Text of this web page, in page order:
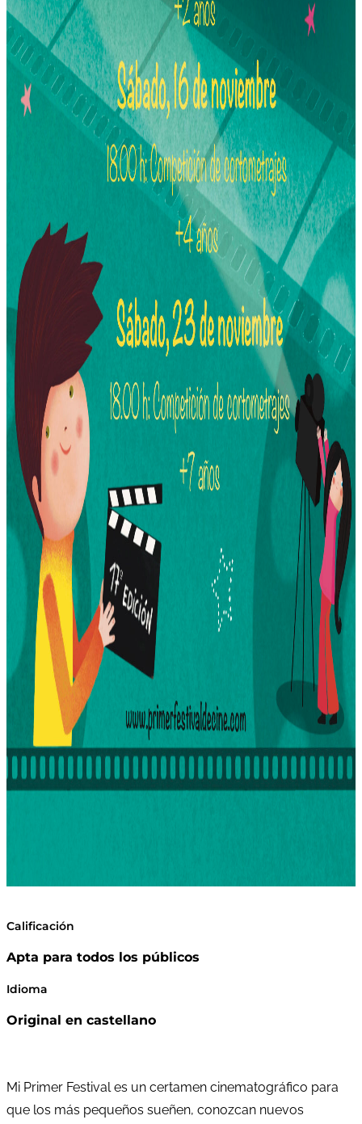
Calificación
Apta para todos los públicos
Idioma
Original en castellano
Mi Primer Festival es un certamen cinematográfico para
que los más pequeños sueñen, conozcan nuevos